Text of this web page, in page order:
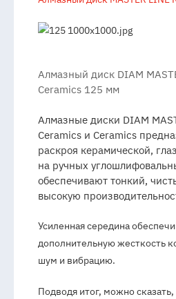
Алмазный диск DIAM
Ceramics 125 мм
Алмазные диски DIAM
Ceramics и Ceramics
раскроя керамической,
на ручных
обеспечивают тонкий,
высокую
Усиленная середина
дополнительную жесткость
шум и вибрацию.
Подводя итог, можно